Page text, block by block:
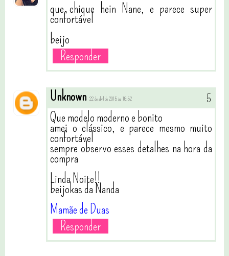
que chique hein Nane, e parece super
confortável
beijo
Responder
Unknown 22 de abril de 2015 às 18:52
Que modelo moderno e bonito
amei o clássico, e parece mesmo muito
confortável
sempre observo esses detalhes na hora da
compra
Linda Noite!!
beijokas da Nanda
Mamãe de Duas
Responder